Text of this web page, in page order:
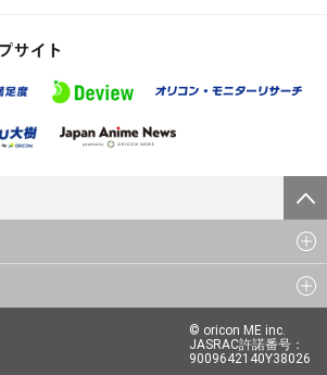
© oricon ME inc.
JASRAC許諾番号：
9009642140Y38026